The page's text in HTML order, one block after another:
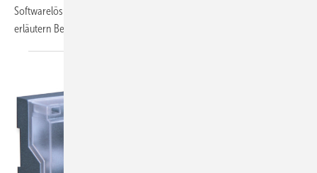
Softwarelösungen die Arbeit des Heizungsfachmanns erleichtern,
erläutern Beitrag und Marktübersicht von Marian